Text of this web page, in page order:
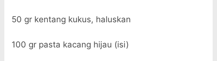
50 gr kentang kukus, haluskan
100 gr pasta kacang hijau (isi)